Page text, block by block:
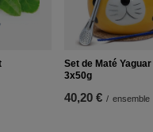
Set de Maté
3x50g
40,20 € / ensemble